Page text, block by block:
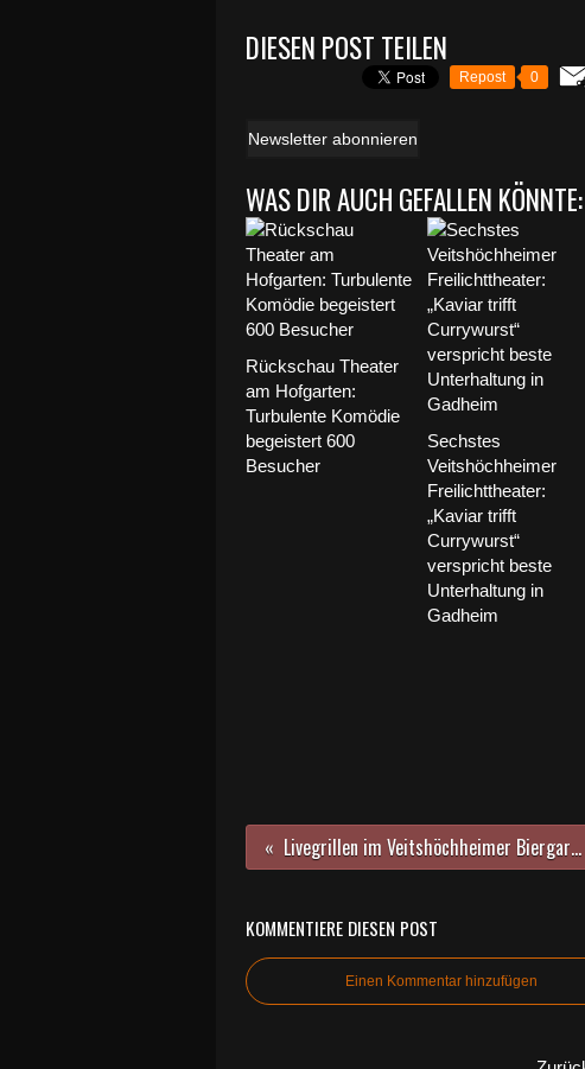
DIESEN POST TEILEN
Repost 0
Newsletter abonnieren
WAS DIR AUCH GEFALLEN KÖNNTE:
Rückschau Theater
am Hofgarten:
Turbulente Komödie
begeistert 600
Besucher
Sechstes
Veitshöchheimer
Freilichttheater:
„Kaviar trifft
Currywurst“
verspricht beste
Unterhaltung in
Gadheim
Livegrillen im Veitshöchheimer Biergarten "Meegärtle" am 3. Oktober mit dem Grillsportverein
KOMMENTIERE DIESEN POST
Einen Kommentar hinzufügen